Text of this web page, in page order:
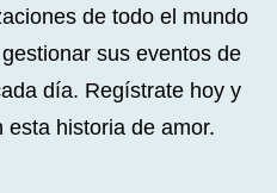
de todo el mundo
sus eventos de
día. Regístrate hoy y
historia de amor.